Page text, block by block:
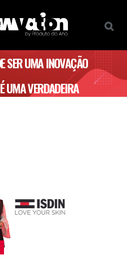
SER UMA INOVAÇÃO
UMA VERDADEIRA